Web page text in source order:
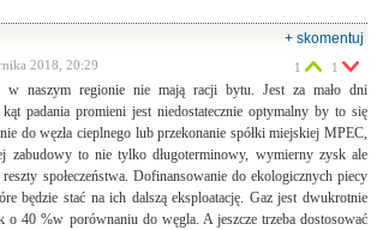
+ skomentuj
2018, 20:29
w naszym regionie nie mają racji bytu. Jest za mało dni
padania promieni jest niedostatecznie optymalny by to się
do węzła cieplnego lub przekonanie spółki miejskiej MPEC,
zabudowy to nie tylko długoterminowy, wymierny zysk ale
społeczeństwa. Dofinansowanie do ekologicznych piecy
będzie stać na ich dalszą eksploatację. Gaz jest dwukrotnie
o 40 %w porównaniu do węgla. A jeszcze trzeba dostosować
1 1